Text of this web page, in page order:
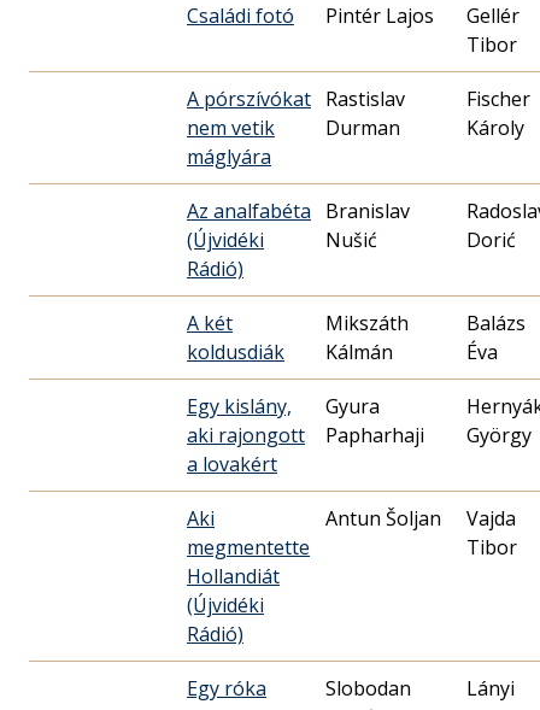
Családi fotó Pintér Lajos
Gellér
Tibor
A pórszívókat
nem vetik
máglyára
Rastislav
Durman
Fischer
Károly
Az analfabéta
(Újvidéki
Rádió)
Branislav
Nušić
Dorić
A két
koldusdiák
Mikszáth
Kálmán
Balázs
Éva
Egy kislány,
aki rajongott
a lovakért
Gyura
Papharhaji
György
Aki
megmentette
Hollandiát
(Újvidéki
Rádió)
Antun Šoljan
Vajda
Tibor
Egy róka
Slobodan
Lányi